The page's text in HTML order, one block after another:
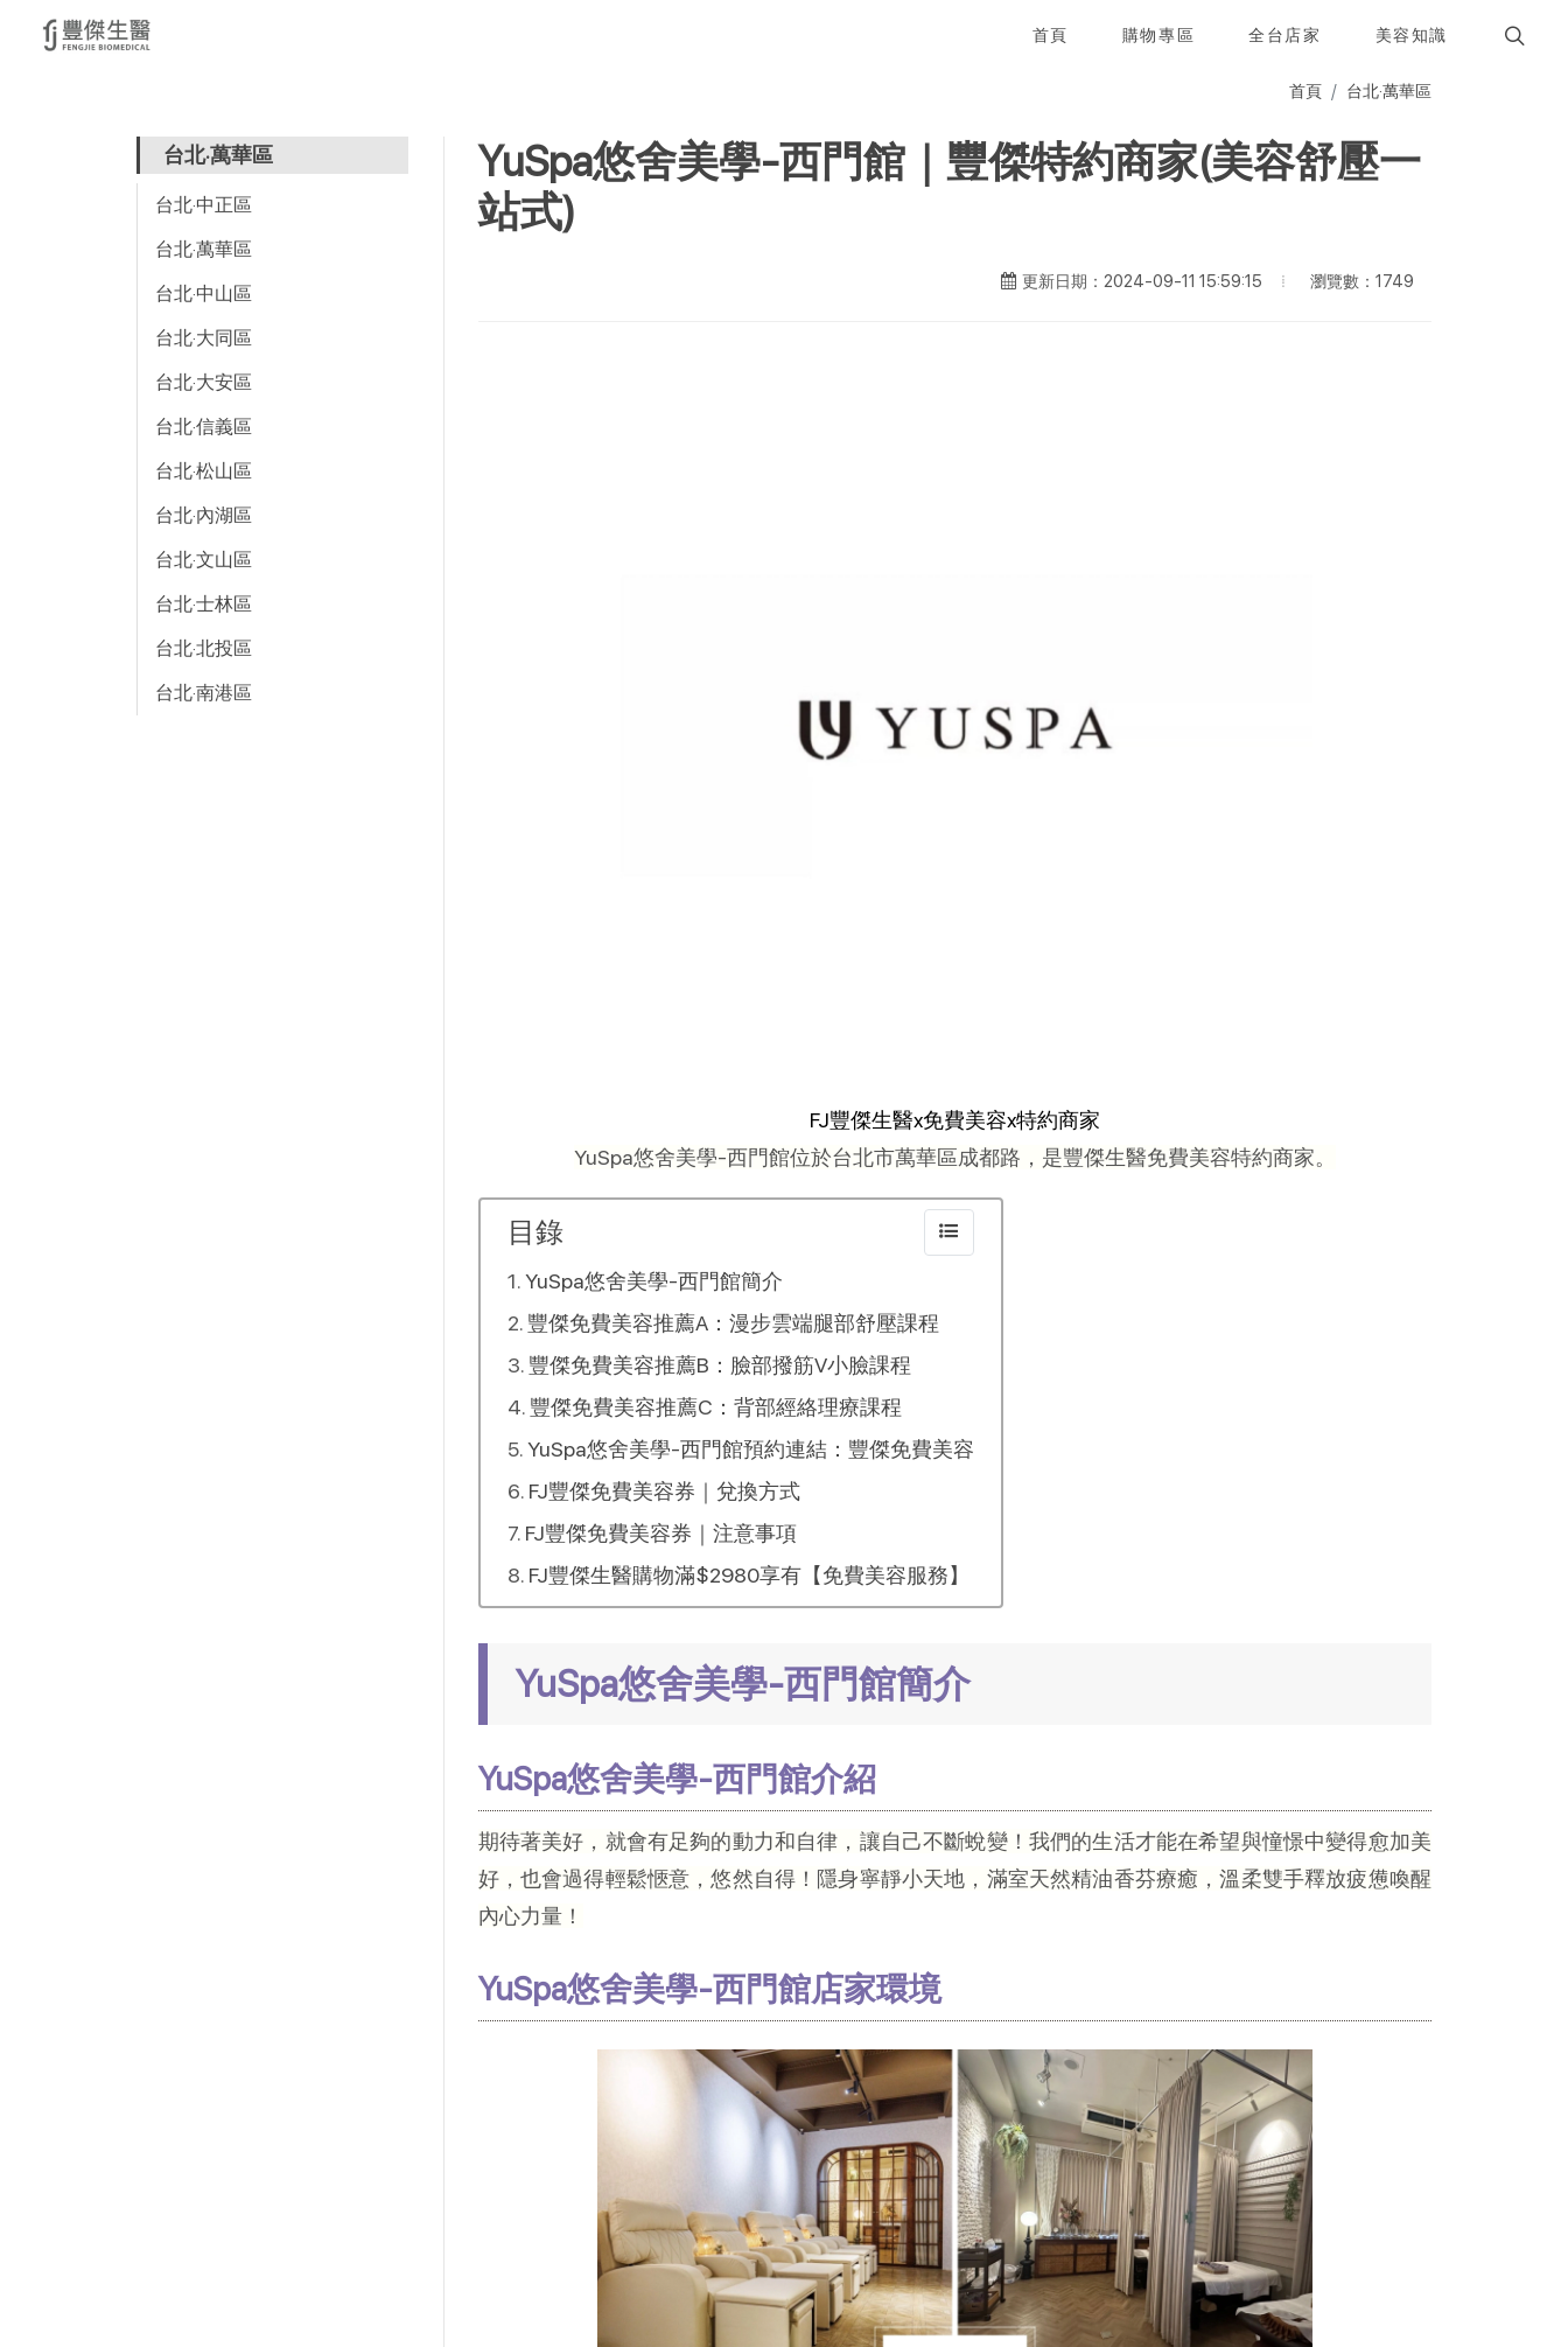
首頁 購物專區 全台店家 美容知識
首頁 台北·萬華區
台北·萬華區
台北·中正區
台北·萬華區
台北·中山區
台北·大同區
台北·大安區
台北·信義區
台北·松山區
台北·內湖區
台北·文山區
台北·士林區
台北·北投區
台北·南港區
YuSpa悠舍美學-西門館｜豐傑特約商家(美容舒壓一
站式)
更新日期：2024-09-11 15:59:15 瀏覽數：1749
FJ豐傑生醫x免費美容x特約商家
YuSpa悠舍美學-西門館位於台北市萬華區成都路，是豐傑生醫免費美容特約商家。
目錄
YuSpa悠舍美學-西門館簡介
豐傑免費美容推薦A：漫步雲端腿部舒壓課程
豐傑免費美容推薦B：臉部撥筋V小臉課程
豐傑免費美容推薦C：背部經絡理療課程
YuSpa悠舍美學-西門館預約連結：豐傑免費美容
FJ豐傑免費美容券｜兌換方式
FJ豐傑免費美容券｜注意事項
FJ豐傑生醫購物滿$2980享有【免費美容服務】
YuSpa悠舍美學-西門館簡介
YuSpa悠舍美學-西門館介紹
期待著美好，就會有足夠的動力和自律，讓自己不斷蛻變！我們的生活才能在希望與憧憬中變得愈加美
好，也會過得輕鬆愜意，悠然自得！隱身寧靜小天地，滿室天然精油香芬療癒，溫柔雙手釋放疲憊喚醒
內心力量！
YuSpa悠舍美學-西門館店家環境